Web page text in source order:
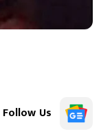
Follow Us